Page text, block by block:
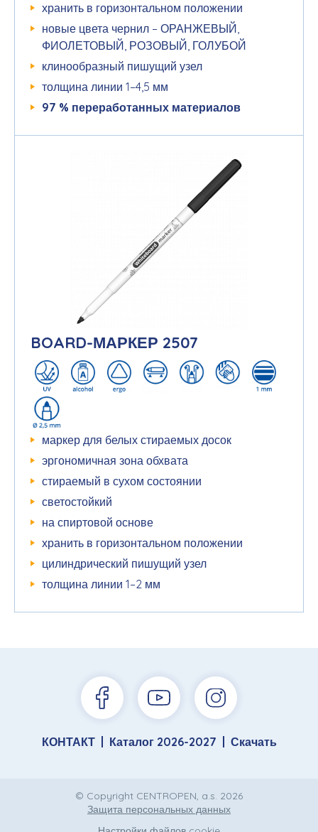
хранить в горизонтальном положении
новые цвета чернил – ОРАНЖЕВЫЙ,
ФИОЛЕТОВЫЙ, РОЗОВЫЙ, ГОЛУБОЙ
клинообразный пишущий узел
толщина линии 1–4,5 мм
97 % переработанных материалов
BOARD-МАРКЕР 2507
маркер для белых стираемых досок
эргономичная зона обхвата
стираемый в сухом состоянии
светостойкий
на спиртовой основе
хранить в горизонтальном положении
цилиндрический пишущий узел
толщина линии 1–2 мм
КОНТАКТ Каталог 2026-2027 Скачать
© Copyright CENTROPEN, a.s. 2026
Защита персональных данных